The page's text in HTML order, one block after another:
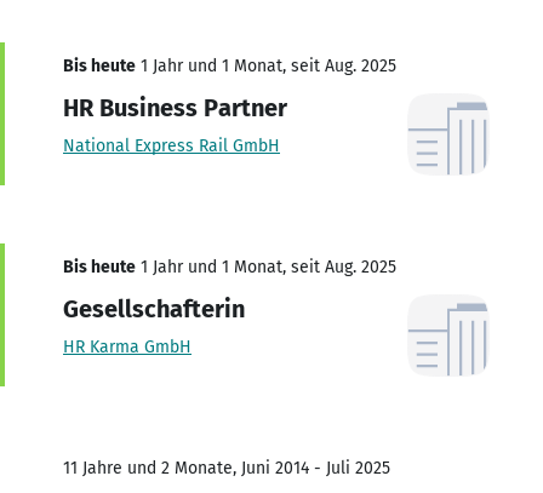
Bis heute 1 Jahr und 1 Monat, seit Aug. 2025
HR Business Partner
National Express Rail GmbH
Bis heute 1 Jahr und 1 Monat, seit Aug. 2025
Gesellschafterin
HR Karma GmbH
11 Jahre und 2 Monate, Juni 2014 - Juli 2025